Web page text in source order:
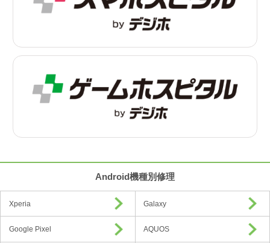
Android機種別修理
Xperia Galaxy
Google Pixel AQUOS